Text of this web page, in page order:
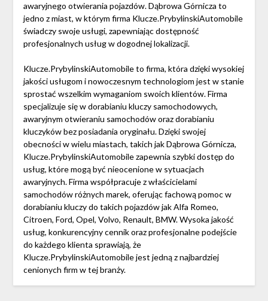
awaryjnego otwierania pojazdów. Dąbrowa Górnicza to
jedno z miast, w którym firma Klucze.PrybylinskiAutomobile
świadczy swoje usługi, zapewniając dostępność
profesjonalnych usług w dogodnej lokalizacji.
Klucze.PrybylinskiAutomobile to firma, która dzięki wysokiej
jakości usługom i nowoczesnym technologiom jest w stanie
sprostać wszelkim wymaganiom swoich klientów. Firma
specjalizuje się w dorabianiu kluczy samochodowych,
awaryjnym otwieraniu samochodów oraz dorabianiu
kluczyków bez posiadania oryginału. Dzięki swojej
obecności w wielu miastach, takich jak Dąbrowa Górnicza,
Klucze.PrybylinskiAutomobile zapewnia szybki dostęp do
usług, które mogą być nieocenione w sytuacjach
awaryjnych. Firma współpracuje z właścicielami
samochodów różnych marek, oferując fachową pomoc w
dorabianiu kluczy do takich pojazdów jak Alfa Romeo,
Citroen, Ford, Opel, Volvo, Renault, BMW. Wysoka jakość
usług, konkurencyjny cennik oraz profesjonalne podejście
do każdego klienta sprawiają, że
Klucze.PrybylinskiAutomobile jest jedną z najbardziej
cenionych firm w tej branży.